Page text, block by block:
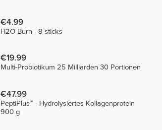
€4.99
H2O Burn - 8 sticks
€19.99
Multi-Probiotikum 25 Milliarden 30 Portionen
€47.99
PeptiPlus™ - Hydrolysiertes Kollagenprotein
900 g